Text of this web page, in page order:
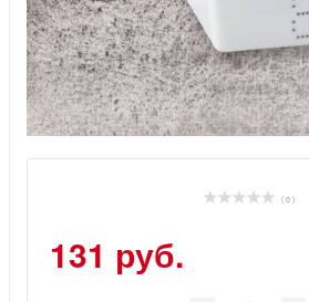
( 0 )
131 руб.